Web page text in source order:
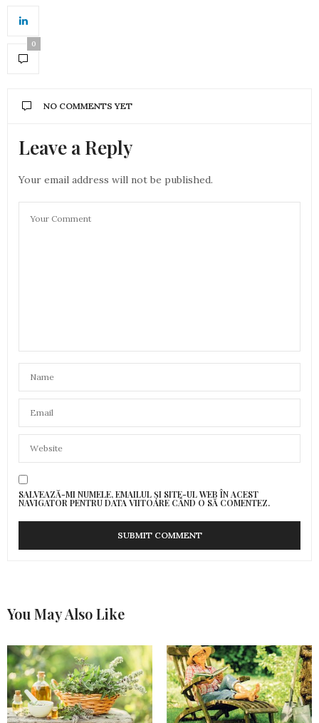
0
NO COMMENTS YET
Leave a Reply
Your email address will not be published.
SALVEAZĂ-MI NUMELE, EMAILUL ȘI SITE-UL WEB ÎN ACEST
NAVIGATOR PENTRU DATA VIITOARE CÂND O SĂ COMENTEZ.
You May Also Like